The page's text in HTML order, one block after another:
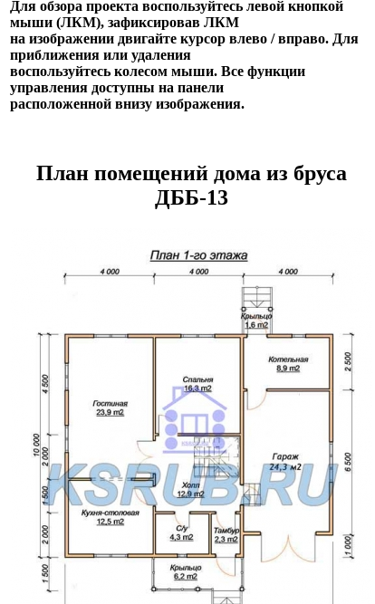
Для обзора проекта воспользуйтесь левой кнопкой
мыши (ЛКМ), зафиксировав ЛКМ
на изображении двигайте курсор влево / вправо. Для
приближения или удаления
воспользуйтесь колесом мыши. Все функции
управления доступны на панели
расположенной внизу изображения.
План помещений дома из бруса
ДББ-13